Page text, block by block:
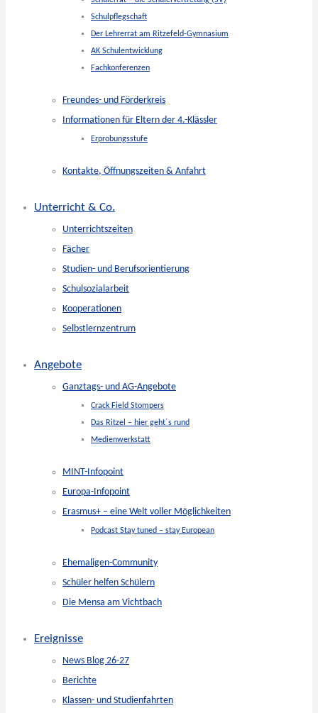
Schulpflegschaft
Der Lehrerrat am Ritzefeld-Gymnasium
AK Schulentwicklung
Fachkonferenzen
Freundes- und Förderkreis
Informationen für Eltern der 4.-Klässler
Erprobungsstufe
Kontakte, Öffnungszeiten & Anfahrt
Unterricht & Co.
Unterrichtszeiten
Fächer
Studien- und Berufsorientierung
Schulsozialarbeit
Kooperationen
Selbstlernzentrum
Angebote
Ganztags- und AG-Angebote
Crack Field Stompers
Das Ritzel – hier geht´s rund
Medienwerkstatt
MINT-Infopoint
Europa-Infopoint
Erasmus+ – eine Welt voller Möglichkeiten
Podcast Stay tuned – stay European
Ehemaligen-Community
Schüler helfen Schülern
Die Mensa am Vichtbach
Ereignisse
News Blog 26-27
Berichte
Klassen- und Studienfahrten